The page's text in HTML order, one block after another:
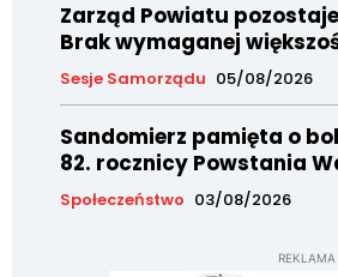
Zarząd Powiatu
Brak wymaganej
Sesje Samorządu 05/08/2026
Sandomierz pamięta o
82. rocznicy Powstania
Społeczeństwo 03/08/2026
REKLAMA